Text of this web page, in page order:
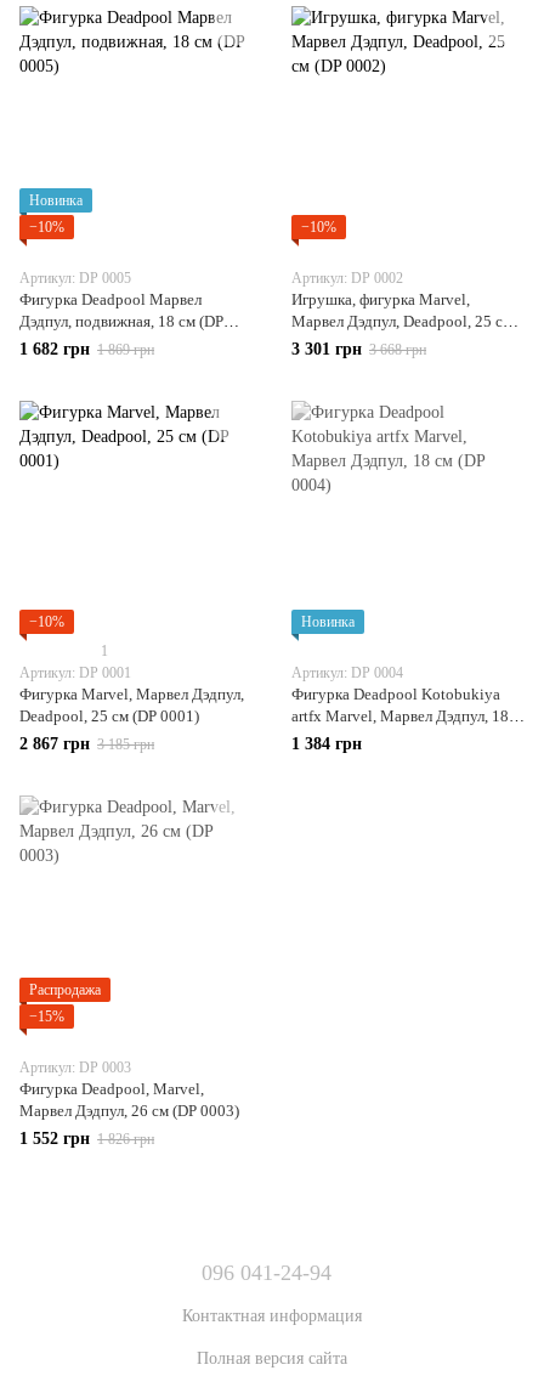
Новинка
−10%
Артикул: DP 0005
Фигурка Deadpool Марвел
Дэдпул, подвижная, 18 см (DP
0005)
1 682 грн 1 869 грн
−10%
Артикул: DP 0002
Игрушка, фигурка Marvel,
Марвел Дэдпул, Deadpool, 25 см
(DP 0002)
3 301 грн 3 668 грн
−10%
1
Артикул: DP 0001
Фигурка Marvel, Марвел Дэдпул,
Deadpool, 25 см (DP 0001)
2 867 грн 3 185 грн
Новинка
Артикул: DP 0004
Фигурка Deadpool Kotobukiya
artfx Marvel, Марвел Дэдпул, 18
см (DP 0004)
1 384 грн
Распродажа
−15%
Артикул: DP 0003
Фигурка Deadpool, Marvel,
Марвел Дэдпул, 26 см (DP 0003)
1 552 грн 1 826 грн
096 041-24-94
Контактная информация
Полная версия сайта